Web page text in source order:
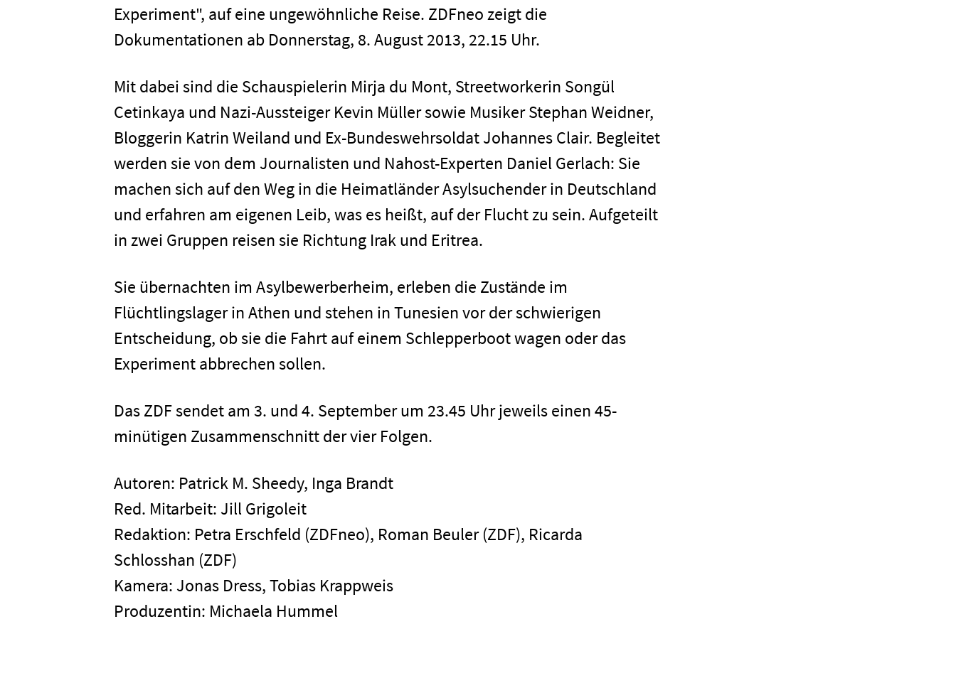
Experiment", auf eine ungewöhnliche Reise. ZDFneo zeigt die
Dokumentationen ab Donnerstag, 8. August 2013, 22.15 Uhr.
Mit dabei sind die Schauspielerin Mirja du Mont, Streetworkerin Songül
Cetinkaya und Nazi-Aussteiger Kevin Müller sowie Musiker Stephan Weidner,
Bloggerin Katrin Weiland und Ex-Bundeswehrsoldat Johannes Clair. Begleitet
werden sie von dem Journalisten und Nahost-Experten Daniel Gerlach: Sie
machen sich auf den Weg in die Heimatländer Asylsuchender in Deutschland
und erfahren am eigenen Leib, was es heißt, auf der Flucht zu sein. Aufgeteilt
in zwei Gruppen reisen sie Richtung Irak und Eritrea.
Sie übernachten im Asylbewerberheim, erleben die Zustände im
Flüchtlingslager in Athen und stehen in Tunesien vor der schwierigen
Entscheidung, ob sie die Fahrt auf einem Schlepperboot wagen oder das
Experiment abbrechen sollen.
Das ZDF sendet am 3. und 4. September um 23.45 Uhr jeweils einen 45-
minütigen Zusammenschnitt der vier Folgen.
Autoren: Patrick M. Sheedy, Inga Brandt
Red. Mitarbeit: Jill Grigoleit
Redaktion: Petra Erschfeld (ZDFneo), Roman Beuler (ZDF), Ricarda
Schlosshan (ZDF)
Kamera: Jonas Dress, Tobias Krappweis
Produzentin: Michaela Hummel
Home
Presse
Karriere
Kontakt
Datenschutz Impressum